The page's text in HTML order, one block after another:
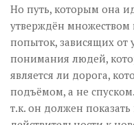
Но путь, которым она
утверждён
попыток, зависящих от
понимания людей,
является ли дорога,
подъёмом, а не
т.к. он должен